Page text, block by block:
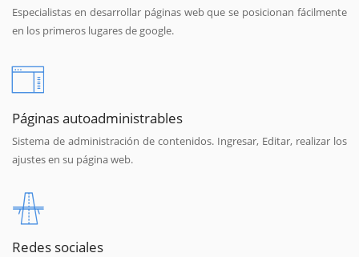
Especialistas en desarrollar páginas web que se posicionan fácilmente
en los primeros lugares de google.
Páginas autoadministrables
Sistema de administración de contenidos. Ingresar, Editar, realizar los
ajustes en su página web.
Redes sociales